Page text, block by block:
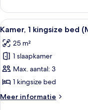
(Mobility/Hearing
Access,
Roll-
in
Shwr)
laden
2
queensize
bedden,
op
rivier
(Mobility/Hearing
Access,
Roll-
Shwr)
Alle
foto's
voor
Kamer,
1
kingsize
bed
(Mobility
7
Kamer, 1 kingsize bed
25 m²
1 slaapkamer
Max. aantal: 3
1 kingsize bed
Meer informatie
Meer